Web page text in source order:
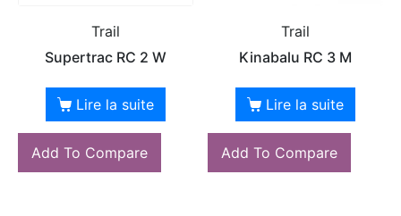
Trail
Supertrac RC 2 W
Lire la suite
Add To Compare
Trail
Kinabalu RC 3 M
Lire la suite
Add To Compare